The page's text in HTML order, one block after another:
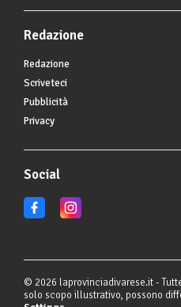
Redazione
Redazione
Scriveteci
Pubblicità
Privacy
Social
© 2026 laprovinciadivarese.it -
solo scopo illustrativo, possono